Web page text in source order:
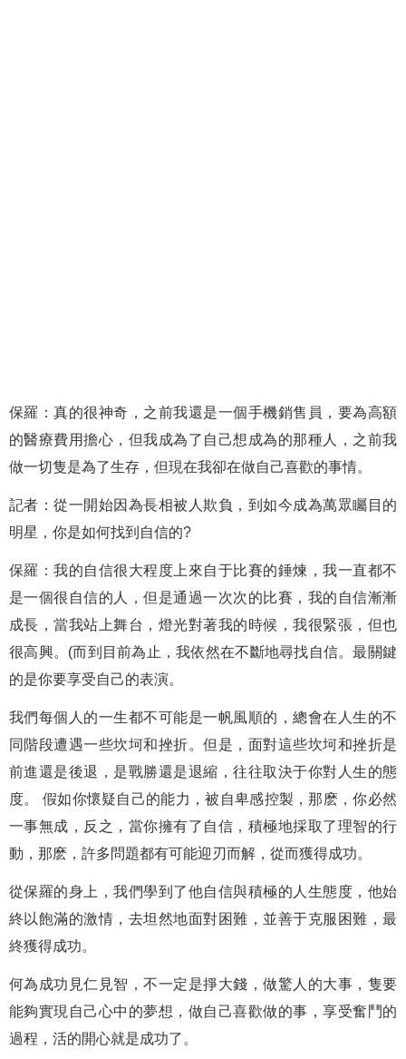
保羅：真的很神奇，之前我還是一個手機銷售員，要為高額
的醫療費用擔心，但我成為了自己想成為的那種人，之前我
做一切隻是為了生存，但現在我卻在做自己喜歡的事情。
記者：從一開始因為長相被人欺負，到如今成為萬眾矚目的
明星，你是如何找到自信的?
保羅：我的自信很大程度上來自于比賽的錘煉，我一直都不
是一個很自信的人，但是通過一次次的比賽，我的自信漸漸
成長，當我站上舞台，燈光對著我的時候，我很緊張，但也
很高興。(而到目前為止，我依然在不斷地尋找自信。最關鍵
的是你要享受自己的表演。
我們每個人的一生都不可能是一帆風順的，總會在人生的不
同階段遭遇一些坎坷和挫折。但是，面對這些坎坷和挫折是
前進還是後退，是戰勝還是退縮，往往取決于你對人生的態
度。 假如你懷疑自己的能力，被自卑感控製，那麽，你必然
一事無成，反之，當你擁有了自信，積極地採取了理智的行
動，那麽，許多問題都有可能迎刃而解，從而獲得成功。
從保羅的身上，我們學到了他自信與積極的人生態度，他始
終以飽滿的激情，去坦然地面對困難，並善于克服困難，最
終獲得成功。
何為成功見仁見智，不一定是掙大錢，做驚人的大事，隻要
能夠實現自己心中的夢想，做自己喜歡做的事，享受奮鬥的
過程，活的開心就是成功了。